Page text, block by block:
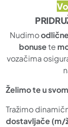
Nudimo
bonusete
vozačima
Želimo te u
Tražimo
dostavljače (m/